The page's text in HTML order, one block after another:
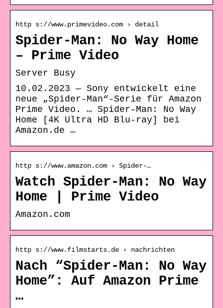
http s://www.primevideo.com › detail
Spider-Man: No Way Home
– Prime Video
Server Busy
10.02.2023 — Sony entwickelt eine
neue „Spider-Man“-Serie für Amazon
Prime Video. … Spider-Man: No Way
Home [4K Ultra HD Blu-ray] bei
Amazon.de …
http s://www.amazon.com › Spider-…
Watch Spider-Man: No Way
Home | Prime Video
Amazon.com
http s://www.filmstarts.de › nachrichten
Nach “Spider-Man: No Way
Home”: Auf Amazon Prime
…